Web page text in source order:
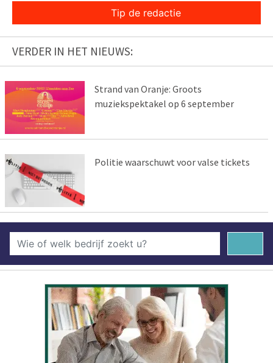
Tip de redactie
VERDER IN HET NIEUWS:
Strand van Oranje: Groots
muziekspektakel op 6 september
Politie waarschuwt voor valse tickets